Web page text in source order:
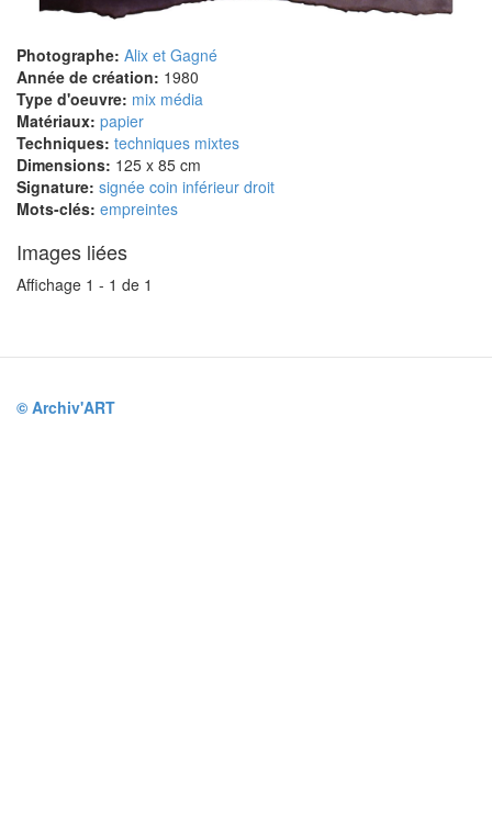
Photographe: Alix et Gagné
Année de création: 1980
Type d'oeuvre: mix média
Matériaux: papier
Techniques: techniques mixtes
Dimensions: 125 x 85 cm
Signature: signée coin inférieur droit
Mots-clés: empreintes
Images liées
Affichage 1 - 1 de 1
© Archiv'ART